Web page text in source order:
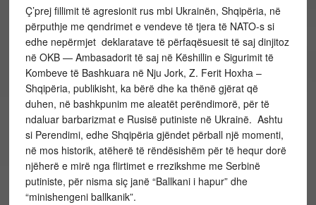
Ç’prej fillimit të agresionit rus mbi Ukrainën, Shqipëria, në
përputhje me qendrimet e vendeve të tjera të NATO-s si
edhe nepërmjet deklaratave të përfaqësuesit të saj dinjitoz
në OKB — Ambasadorit të saj në Këshillin e Sigurimit të
Kombeve të Bashkuara në Nju Jork, Z. Ferit Hoxha –
Shqipëria, publikisht, ka bërë dhe ka thënë gjërat që
duhen, në bashkpunim me aleatët perëndimorë, për të
ndaluar barbarizmat e Rusisë putiniste në Ukrainë. Ashtu
si Perendimi, edhe Shqipëria gjëndet përball një momenti,
në mos historik, atëherë të rëndësishëm për të hequr dorë
njëherë e mirë nga flirtimet e rrezikshme me Serbinë
putiniste, për nisma siç janë “Ballkani i hapur” dhe
“minishengeni ballkanik”.